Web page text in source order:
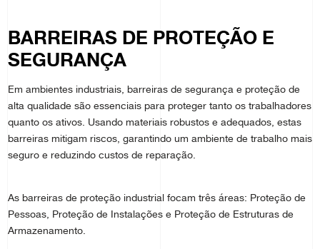
BARREIRAS DE PROTEÇÃO E
SEGURANÇA
Em ambientes industriais, barreiras de segurança e proteção de
alta qualidade são essenciais para proteger tanto os trabalhadores
quanto os ativos. Usando materiais robustos e adequados, estas
barreiras mitigam riscos, garantindo um ambiente de trabalho mais
seguro e reduzindo custos de reparação.
As barreiras de proteção industrial focam três áreas: Proteção de
Pessoas, Proteção de Instalações e Proteção de Estruturas de
Armazenamento.